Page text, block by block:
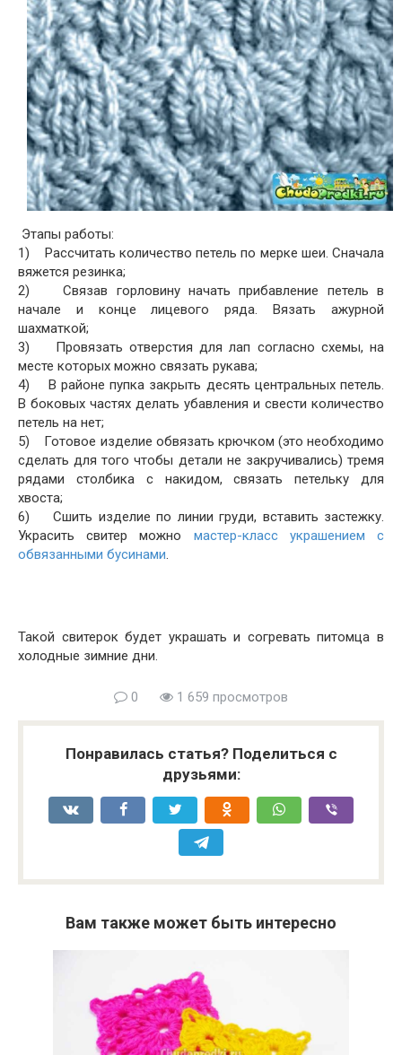
Этапы работы:
1) Рассчитать количество петель по мерке шеи. Сначала
вяжется резинка;
2) Связав горловину начать прибавление петель в
начале и конце лицевого ряда. Вязать ажурной
шахматкой;
3) Провязать отверстия для лап согласно схемы, на
месте которых можно связать рукава;
4) В районе пупка закрыть десять центральных петель.
В боковых частях делать убавления и свести количество
петель на нет;
5) Готовое изделие обвязать крючком (это необходимо
сделать для того чтобы детали не закручивались) тремя
рядами столбика с накидом, связать петельку для
хвоста;
6) Сшить изделие по линии груди, вставить застежку.
Украсить свитер можно мастер-класс украшением с
обвязанными бусинами.
Такой свитерок будет украшать и согревать питомца в
холодные зимние дни.
0 1 659 просмотров
Понравилась статья? Поделиться с
друзьями:
Вам также может быть интересно